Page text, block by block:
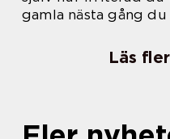
gamla nästa gång
Läs